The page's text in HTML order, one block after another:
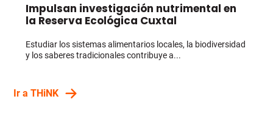
Impulsan investigación nutrimental en
la Reserva Ecológica Cuxtal
Estudiar los sistemas alimentarios locales, la biodiversidad
y los saberes tradicionales contribuye a...
Ir a THiNK